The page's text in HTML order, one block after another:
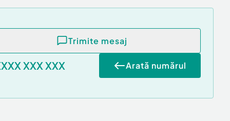
Trimite mesaj
XXX XXX Arată numărul